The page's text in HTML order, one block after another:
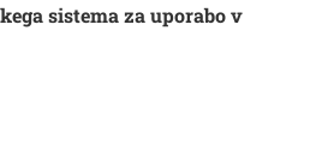
sistema za uporabo v